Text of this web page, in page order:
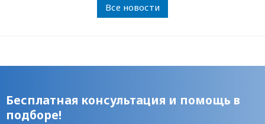
Все новости
Бесплатная консультация и помощь в
подборе!